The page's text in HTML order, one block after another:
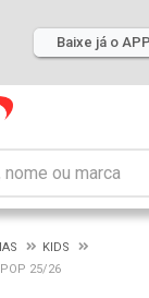
Baixe já o
KIDS
POP 25/26